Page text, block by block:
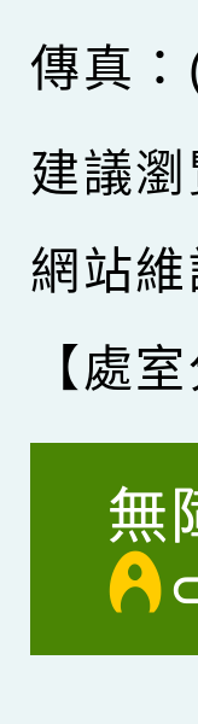
傳真
建議
網站
【處